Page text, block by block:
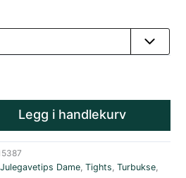
Legg i handlekurv
Julegavetips Dame,Tights,Turbukse,